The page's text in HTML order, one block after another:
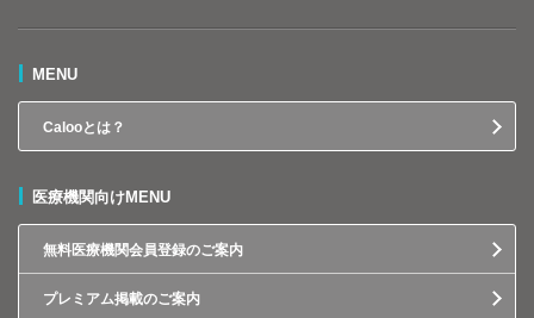
MENU
Calooとは？
医療機関向けMENU
無料医療機関会員登録のご案内
プレミアム掲載のご案内